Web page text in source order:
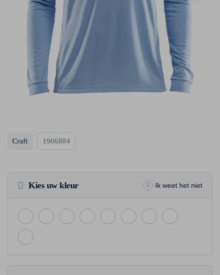
Craft 1906884
Kies uw kleur Ik weet het niet